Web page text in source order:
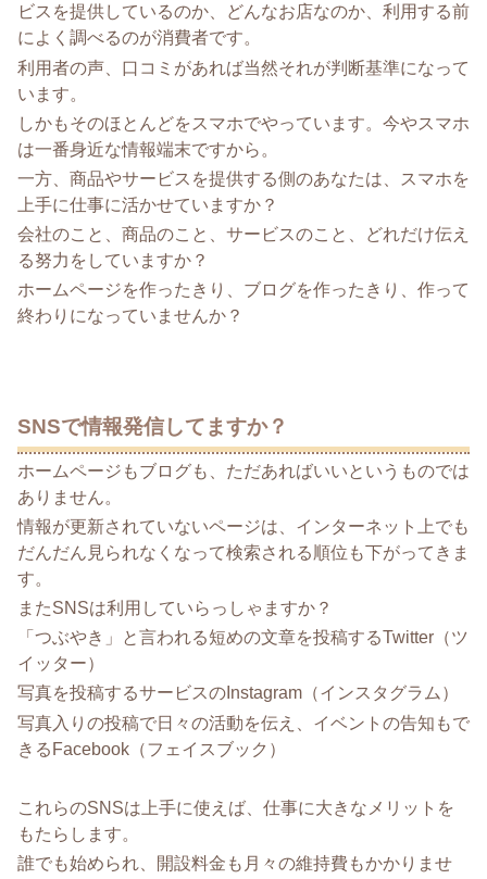
ビスを提供しているのか、どんなお店なのか、利用する前
によく調べるのが消費者です。
利用者の声、口コミがあれば当然それが判断基準になって
います。
しかもそのほとんどをスマホでやっています。今やスマホ
は一番身近な情報端末ですから。
一方、商品やサービスを提供する側のあなたは、スマホを
上手に仕事に活かせていますか？
会社のこと、商品のこと、サービスのこと、どれだけ伝え
る努力をしていますか？
ホームページを作ったきり、ブログを作ったきり、作って
終わりになっていませんか？
SNSで情報発信してますか？
ホームページもブログも、ただあればいいというものでは
ありません。
情報が更新されていないページは、インターネット上でも
だんだん見られなくなって検索される順位も下がってきま
す。
またSNSは利用していらっしゃますか？
「つぶやき」と言われる短めの文章を投稿するTwitter（ツ
イッター）
写真を投稿するサービスのInstagram（インスタグラム）
写真入りの投稿で日々の活動を伝え、イベントの告知もで
きるFacebook（フェイスブック）
これらのSNSは上手に使えば、仕事に大きなメリットを
もたらします。
誰でも始められ、開設料金も月々の維持費もかかりませ